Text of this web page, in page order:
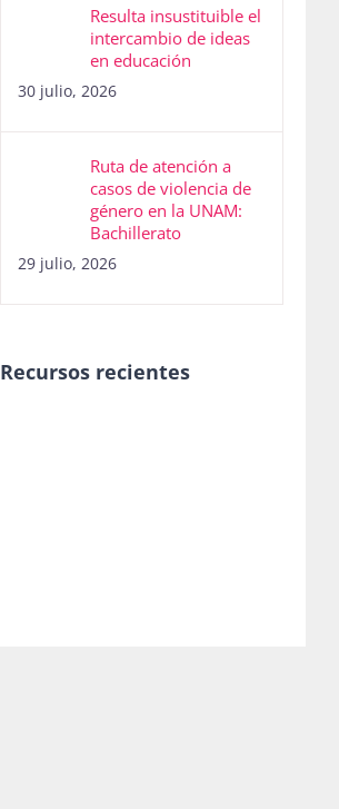
Resulta insustituible el
intercambio de ideas
en educación
30 julio, 2026
Ruta de atención a
casos de violencia de
género en la UNAM:
Bachillerato
29 julio, 2026
Recursos recientes